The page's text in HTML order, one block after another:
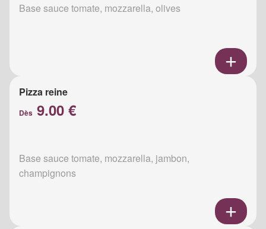
Base sauce tomate, mozzarella, olives
Pizza reine
Dès 9.00 €
Base sauce tomate, mozzarella, jambon,
champignons